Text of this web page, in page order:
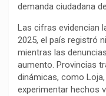
o
k
p
p
a
m
demanda ciudadana
Las cifras evidencian
2025, el país registró
mientras las
aumento. Provincias
dinámicas, como
experimentar hechos